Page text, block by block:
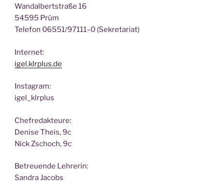
Wan­dal­bert­stra­ße 16
54595 Prüm
Tele­fon 06551/97111–0 (Sekre­ta­ri­at)
Inter­net:
igel.klrplus.de
Insta­gram:
igel_klrplus
Chef­re­dak­teu­re:
Deni­se Theis, 9c
Nick Zscho­ch, 9c
Betreu­en­de Lehrerin:
San­dra Jacobs